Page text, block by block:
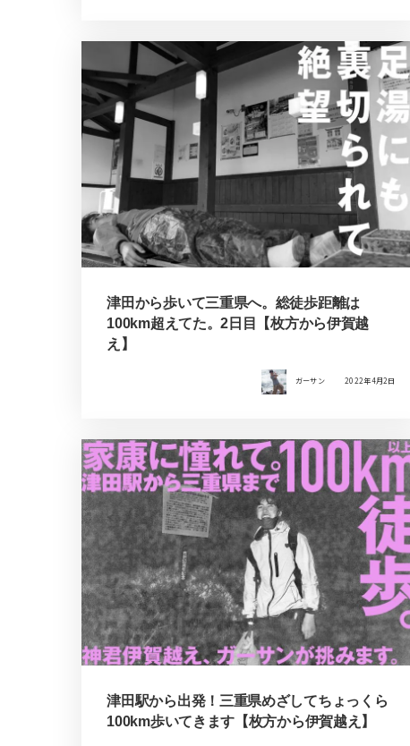
津田から歩いて三重県へ。総徒歩距離は
100km超えてた。2日目【枚方から伊賀越
え】
ガーサン 2022年4月2日
津田駅から出発！三重県めざしてちょっくら
100km歩いてきます【枚方から伊賀越え】